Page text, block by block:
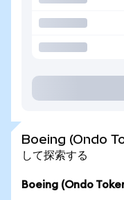
Boeing (Ondo
して探索する
Boeing (Ondo